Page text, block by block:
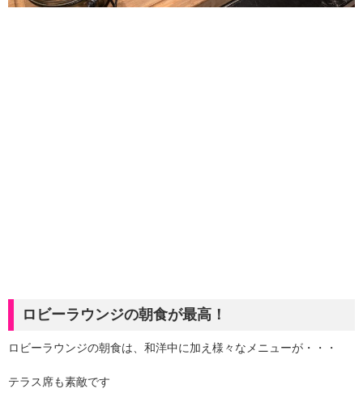
ロビーラウンジの朝食が最高！
ロビーラウンジの朝食は、和洋中に加え様々なメニューが・・・
テラス席も素敵です